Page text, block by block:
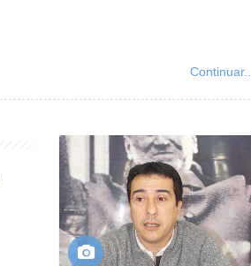
Continuar...